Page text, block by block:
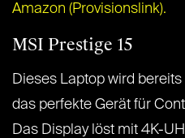
Amazon (Provisionslink).
MSI Prestige 15
Dieses Laptop wird
das perfekte Gerät für
Das Display löst mit 4K-